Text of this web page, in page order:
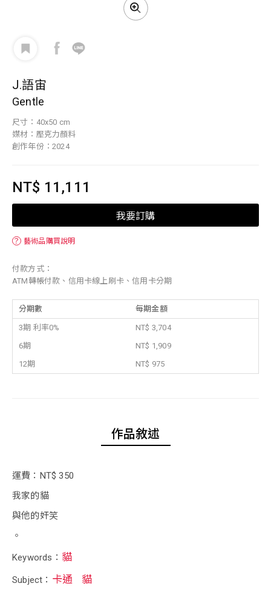
J.語宙
Gentle
尺寸：40x50 cm
媒材：壓克力顏料
創作年份：2024
NT$ 11,111
我要訂購
？ 藝術品購買說明
付款方式：
ATM轉帳付款、信用卡線上刷卡、信用卡分期
分期數 每期金額
3期 利率0%
NT$ 3,704
6期
NT$ 1,909
12期
NT$ 975
作品敘述
運費：NT$ 350
我家的貓
與他的奸笑
。
Keywords： 貓
Subject： 卡通 貓